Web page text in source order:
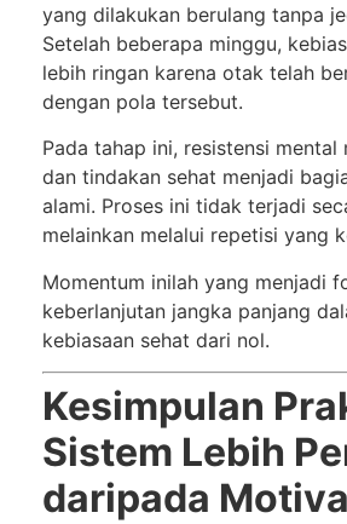
yang dilakukan berulang tanpa
Setelah beberapa minggu,
lebih ringan karena otak telah
dengan pola tersebut.
Pada tahap ini, resistensi mental
dan tindakan sehat menjadi
alami. Proses ini tidak terjadi
melainkan melalui repetisi yang
Momentum inilah yang menjadi
keberlanjutan jangka panjang
kebiasaan sehat dari nol.
Kesimpulan
Sistem Lebih
daripada